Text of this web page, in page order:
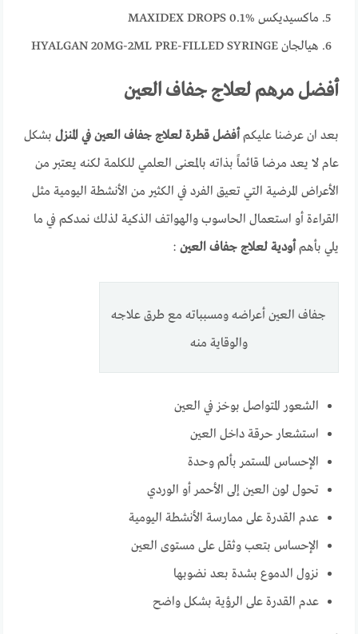
ماكسيديكس MAXIDEX DROPS 0.1%
هيالجان HYALGAN 20MG-2ML PRE-FILLED SYRINGE
أفضل مرهم لعلاج جفاف العين
بعد ان عرضنا عليكمأفضل قطرة لعلاج جفاف العين في المنزل بشكل
عام لا يعد مرضا قائماً بذاته بالمعنى العلمي للكلمة لكنه يعتبر من
الأعراض المرضية التي تعيق الفرد في الكثير من الأنشطة اليومية مثل
القراءة أو استعمال الحاسوب والهواتف الذكية لذلك نمدكم في ما
يلي بأهمأودية لعلاج جفاف العين :
جفاف العين أعراضه ومسبباته مع طرق علاجه
والوقاية منه
الشعور المتواصل بوخز في العين
استشعار حرقة داخل العين
الإحساس المستمر بألم وحدة
تحول لون العين إلى الأحمر أو الوردي
عدم القدرة على ممارسة الأنشطة اليومية
الإحساس بتعب وثقل على مستوى العين
نزول الدموع بشدة بعد نضوبها
عدم القدرة على الرؤية بشكل واضح